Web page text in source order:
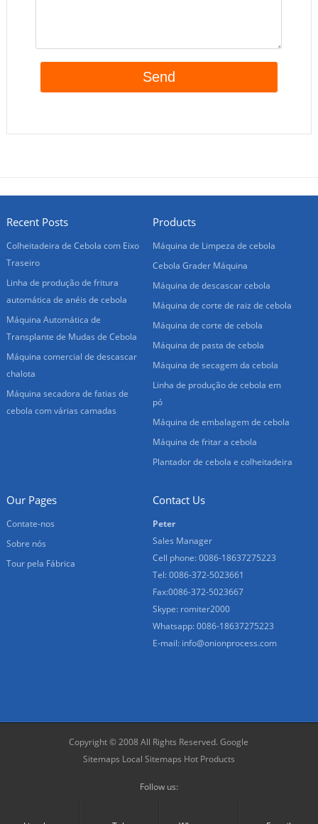
Recent Posts
Colheitadeira de Cebola com Eixo
Traseiro
Linha de produção de fritura
automática de anéis de cebola
Máquina Automática de
Transplante de Mudas de Cebola
Máquina comercial de descascar
chalota
Máquina secadora de fatias de
cebola com várias camadas
Products
Máquina de Limpeza de cebola
Cebola Grader Máquina
Máquina de descascar cebola
Máquina de corte de raiz de cebola
Máquina de corte de cebola
Máquina de pasta de cebola
Máquina de secagem da cebola
Linha de produção de cebola em
pó
Máquina de embalagem de cebola
Máquina de fritar a cebola
Plantador de cebola e colheitadeira
Our Pages
Contate-nos
Sobre nós
Tour pela Fábrica
Contact Us
Peter
Sales Manager
Cell phone: 0086-18637275223
Tel: 0086-372-5023661
Fax:0086-372-5023667
Skype: romiter2000
Whatsapp: 0086-18637275223
E-mail: info@onionprocess.com
Copyright © 2008 All Rights Reserved.Google
Sitemaps Local Sitemaps Hot Products
Follow us: